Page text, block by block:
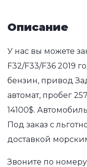
Описание
У нас вы можете
F32/F33/F36 2019
бензин, привод
автомат, пробег
14100$.
Под заказ с
доставкой
Звоните по номеру